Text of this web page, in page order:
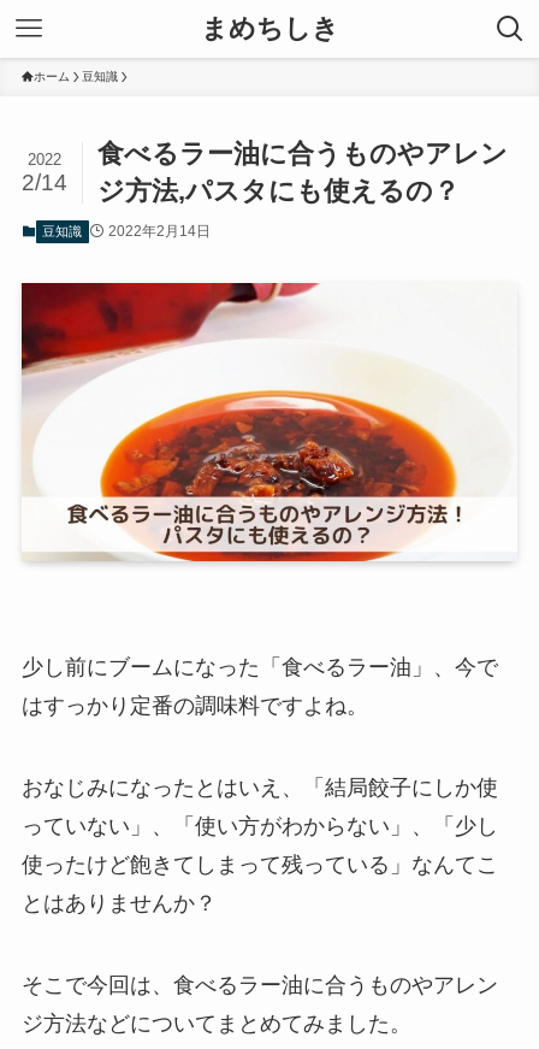
まめちしき
ホーム 豆知識
食べるラー油に合うものやアレン
ジ方法,パスタにも使えるの？
2022
2/14
豆知識 2022年2月14日
少し前にブームになった「食べるラー油」、今で
はすっかり定番の調味料ですよね。
おなじみになったとはいえ、「結局餃子にしか使
っていない」、「使い方がわからない」、「少し
使ったけど飽きてしまって残っている」なんてこ
とはありませんか？
そこで今回は、食べるラー油に合うものやアレン
ジ方法などについてまとめてみました。